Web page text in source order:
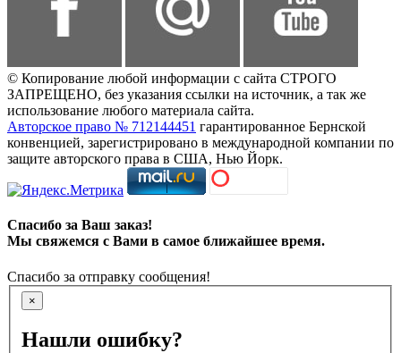
© Копирование любой информации с сайта СТРОГО
ЗАПРЕЩЕНО, без указания ссылки на источник, а так же
использование любого материала сайта.
Авторское право № 712144451 гарантированное Бернской
конвенцией, зарегистрировано в международной компании по
защите авторского права в США, Нью Йорк.
Спасибо за Ваш заказ!
Мы свяжемся с Вами в самое ближайшее время.
Спасибо за отправку сообщения!
×
Нашли ошибку?